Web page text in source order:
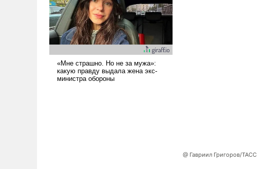
коннотации.
@ Гавриил Григоров/ТАСС